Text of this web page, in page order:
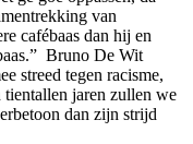
van
cafébaas dan hij en
Bruno De Wit
streed tegen racisme,
tientallen jaren zullen we
dan zijn strijd